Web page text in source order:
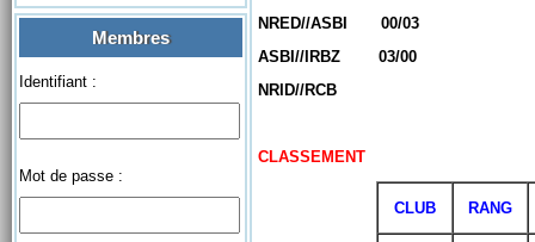
Membres
Identifiant :
Mot de passe :
NRED//ASBI 00/03
ASBI//IRBZ 03/00
NRID//RCB
CLASSEMENT
RANG
CLUB